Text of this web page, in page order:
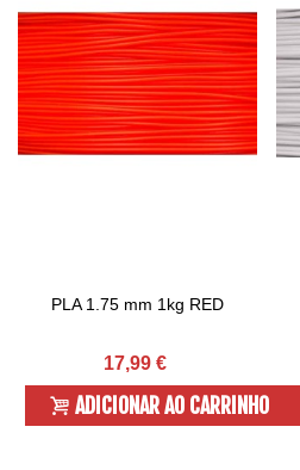
PLA 1.75 mm 1kg RED
17,99 €
ADICIONAR AO CARRINHO